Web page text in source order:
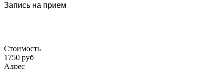
Запись на прием
Стоимость
1750 руб
Адрес